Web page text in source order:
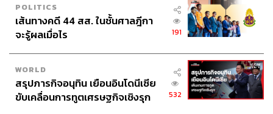
ระหว่างการเดินทางครั้งนี้ ทีมงาน THE STANDARD
WEALTH ได้ร่วมเดินทางกับการท่องเที่ยวแห่งประเทศไทย
และผู้ประกอบการด้านการท่องเที่ยว ทำให้เห็นว่า การท่อง
เที่ยวในปัจจุบันไม่ได้ถูกมองเพียงเรื่องรายได้อีกต่อไป แต่ยัง
รวมไปถึงผลกระทบต่อวัฒนธรรม สิ่งแวดล้อม และคุณภาพ
ชีวิตของผู้คนด้วย
POLITICS
เส้นทางคดี 44 สส. ในชั้นศาลฎีกา
จะรู้ผลเมื่อไร
191
WORLD
สรุปภารกิจอนุทิน เยือนอินโดนีเซีย
ขับเคลื่อนการทูตเศรษฐกิจเชิงรุก
532